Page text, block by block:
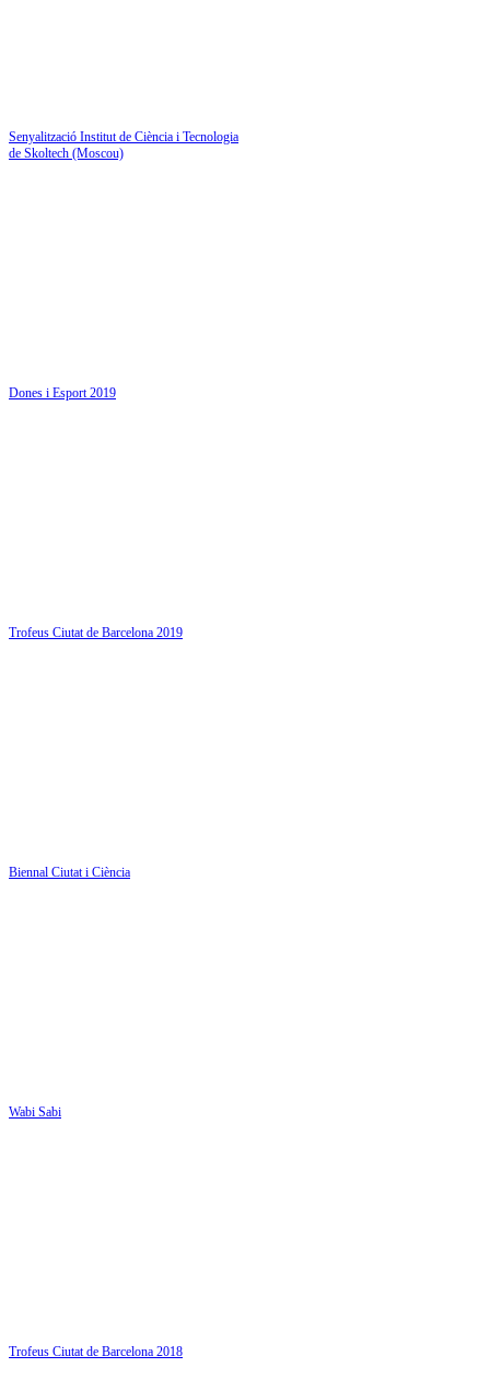
Senyalització Institut de Ciència i Tecnologia
de Skoltech (Moscou)
Dones i Esport 2019
Trofeus Ciutat de Barcelona 2019
Biennal Ciutat i Ciència
Wabi Sabi
Trofeus Ciutat de Barcelona 2018